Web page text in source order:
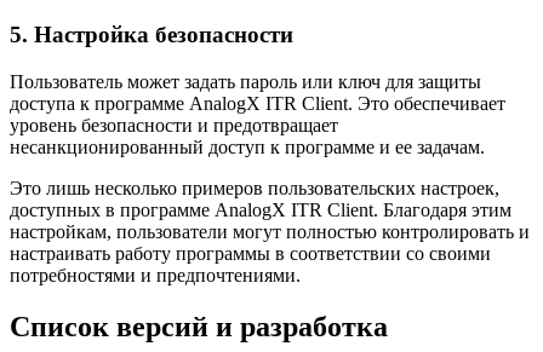
5. Настройка безопасности
Пользователь может задать пароль или ключ для защиты
доступа к программе AnalogX ITR Client. Это обеспечивает
уровень безопасности и предотвращает
несанкционированный доступ к программе и ее задачам.
Это лишь несколько примеров пользовательских настроек,
доступных в программе AnalogX ITR Client. Благодаря этим
настройкам, пользователи могут полностью контролировать и
настраивать работу программы в соответствии со своими
потребностями и предпочтениями.
Список версий и разработка